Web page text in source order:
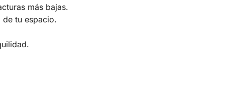
más bajas.
de tu espacio.